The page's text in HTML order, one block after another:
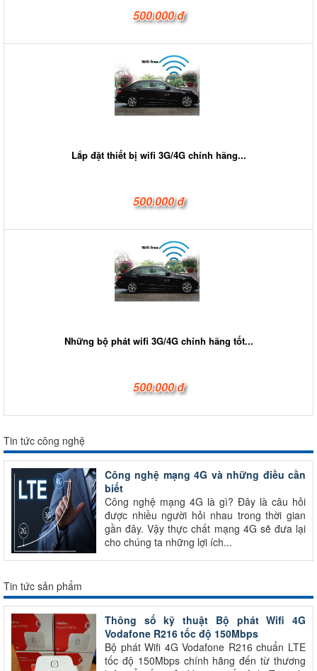
500.000 đ
Lắp đặt thiết bị wifi 3G/4G chính hãng...
500.000 đ
Những bộ phát wifi 3G/4G chính hãng tốt...
500.000 đ
Tin tức công nghệ
Công nghệ mạng 4G và những điều cần
biết
Công nghệ mạng 4G là gì? Đây là câu hỏi
được nhiều người hỏi nhau trong thời gian
gần đây. Vậy thực chất mạng 4G sẽ đưa lại
cho chúng ta những lợi ích...
Tin tức sản phẩm
Thông số kỹ thuật Bộ phát Wifi 4G
Vodafone R216 tốc độ 150Mbps
Bộ phát Wifi 4G Vodafone R216 chuẩn LTE
tốc độ 150Mbps chính hãng đến từ thương